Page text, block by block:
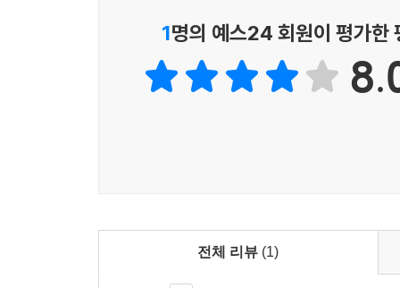
1명의 예스24 회원이 평가한
전체 리뷰 (1)